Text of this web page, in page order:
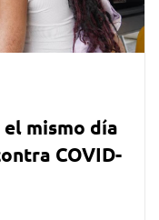
mismo día
COVID-